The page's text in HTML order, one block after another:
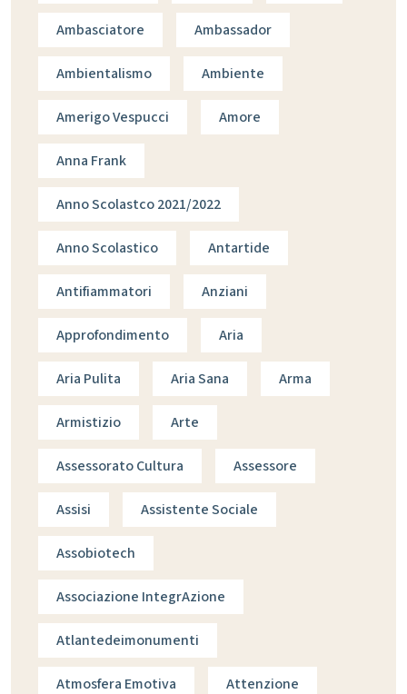
Ambasciatore Ambassador
Ambientalismo Ambiente
Amerigo Vespucci Amore
Anna Frank
Anno Scolastco 2021/2022
Anno Scolastico Antartide
Antifiammatori Anziani
Approfondimento Aria
Aria Pulita Aria Sana Arma
Armistizio Arte
Assessorato Cultura Assessore
Assisi Assistente Sociale
Assobiotech
Associazione IntegrAzione
Atlantedeimonumenti
Atmosfera Emotiva Attenzione